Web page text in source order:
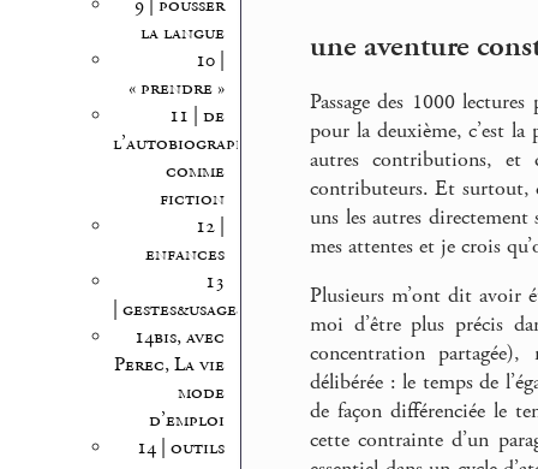
9 | pousser
la langue
10 |
« prendre »
11 | de
l’autobiographie
comme
fiction
12 |
enfances
13
| gestes&usages
14bis, avec
Perec, La vie
mode
d’emploi
14 | outils
une aventure
Passage des 1000
pour la deuxième, c’est
autres contributions, et
contributeurs. Et surtout,
uns les autres
mes attentes et je crois
Plusieurs m’ont dit avoir
moi d’être plus précis
concentration
délibérée : le temps de
de façon différenciée le
cette contrainte d’un